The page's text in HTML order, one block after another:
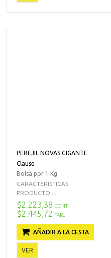
PEREJIL NOVAS GIGANTE
Clause
Bolsa por 1 Kg
CARACTERISTICAS
PRODUCTO:...
$2.223,38 CONT
$2.445,72 TARJ
AÑADIR A LA CESTA
VER